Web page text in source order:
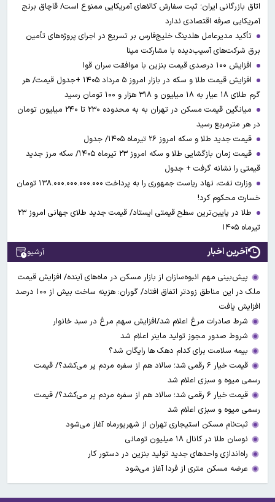
اتاق بازرگانی ایران؛ ثبت سفارش کالاهای آمریکایی ممنوع است/ قاچاق برنج
آمریکایی صرفه اقتصادی ندارد
تأکید مدیرعامل هلدینگ خلیج‌فارس بر تسریع در اجرای پروژه‌های تأمین
برق شرکت‌های آسیب‌دیده با مشارکت مپنا
افزایش ۱۰۰ درصدی قیمت بنزین با موافقت سران قوا
افزایش قیمت طلا و سکه در بازار امروز ۵ مرداد ۱۴۰۵ +جدول قیمت/ هر
گرم طلای ۱۸ عیار به ۱۸ میلیون و ۳۱۸ هزار و ۱۰۰ تومان رسید
میانگین قیمت مسکن در تهران به به محدوده ۲۳۰ تا ۲۴۰ میلیون تومان
در هر مترمربع رسید
قیمت جدید طلا و سکه امروز ۲۶ تیرماه ۱۴۰۵/ جدول
قیمت زمان بازگشایی طلا و سکه امروز ۲۳ تیرماه ۱۴۰۵/ سکه مرز جدید
قیمتی را نشانه گرفت + جدول
وزارت نفت، نهاد ریاست جمهوری را به پرداخت ۱۳۸.۰۰۰.۰۰۰.۰۰۰.۰۰۰ تومان
خسارت محکوم کرد!
طلا در پایین‌ترین سطح قیمتی ایستاد/ قیمت جدید طلای جهانی امروز ۲۳
تیرماه ۱۴۰۵
آخرین اخبار آرشیو
پیش‌بینی مهم انبوه‌سازان از بازار مسکن در ماه‌های آینده/ افزایش قیمت
ملک در این مناطق زودتر اتفاق افتاد/ گوران: هزینه ساخت بیش از ۱۰۰ درصد
افزایش یافت
شرط صادرات مرغ اعلام شد/افزایش سهم مرغ در سبد خانوار
شروط صدور مجوز تولید ماینر اعلام شد
بیمه سلامت برای کدام دهک ها رایگان شد؟
قیمت خیار ۶ رقمی شد؛ سالاد هم از سفره مردم پر می‌کشد؟/ قیمت
رسمی میوه و سبزی اعلام شد
قیمت خیار ۶ رقمی شد؛ سالاد هم از سفره مردم پر می‌کشد؟/ قیمت
رسمی میوه و سبزی اعلام شد
ثبت‌نام مسکن استیجاری تهران از شهریورماه آغاز می‌شود
نوسان طلا در کانال ۱۸ میلیون تومانی
راه‌اندازی واحدهای جدید تولید بنزین در دستور کار
عرضه مسکن متری از فردا آغاز می‌شود